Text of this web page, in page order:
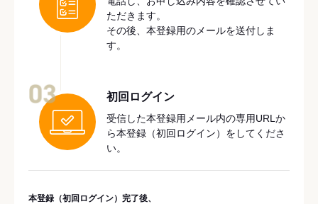
ただきます。
その後、本登録用のメールを送付しま
す。
初回ログイン
受信した本登録用メール内の専用URLか
ら本登録（初回ログイン）をしてくださ
い。
本登録（初回ログイン）完了後、